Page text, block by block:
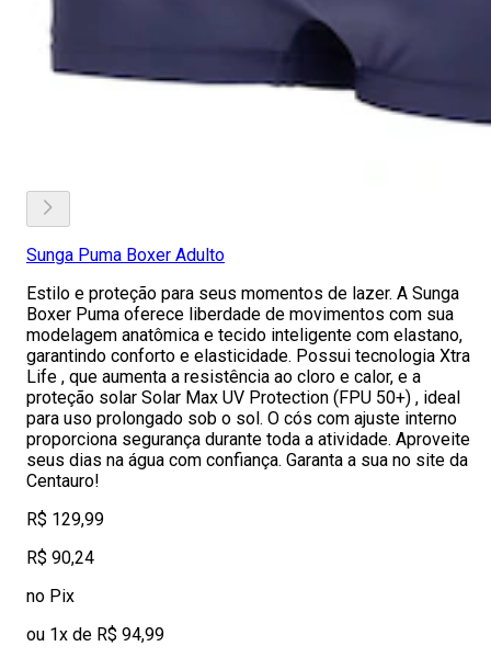
Sunga Puma Boxer Adulto
Estilo e proteção para seus momentos de lazer. A Sunga
Boxer Puma oferece liberdade de movimentos com sua
modelagem anatômica e tecido inteligente com elastano,
garantindo conforto e elasticidade. Possui tecnologia Xtra
Life , que aumenta a resistência ao cloro e calor, e a
proteção solar Solar Max UV Protection (FPU 50+) , ideal
para uso prolongado sob o sol. O cós com ajuste interno
proporciona segurança durante toda a atividade. Aproveite
seus dias na água com confiança. Garanta a sua no site da
Centauro!
R$ 129,99
R$ 90,24
no Pix
ou 1x de R$ 94,99